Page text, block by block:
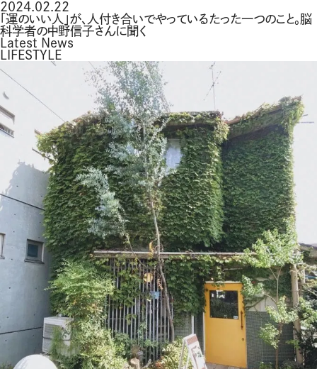
2024.02.22
「運のいい人」が、人付き合いでやっているたった一つのこと。脳
科学者の中野信子さんに聞く
Latest News
LIFESTYLE